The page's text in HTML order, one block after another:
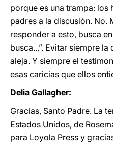
porque es una trampa: los
padres a la discusión. No.
responder a esto, busca
busca...”. Evitar siempre
aleja. Y siempre el
esas caricias que ellos
Delia Gallagher:
Gracias, Santo Padre. La
Estados Unidos, de
para Loyola Press y